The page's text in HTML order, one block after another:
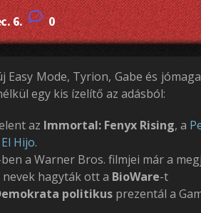
6. 0
Easy Mode, Tyrion, Gabe és
egy kis ízelítő az adásból:
az Immortal: Fenyx Rising, a
El Hijo.
a Warner Bros. filmjei már a
nevek hagyták ott a BioWare-t
politikus prezentál a